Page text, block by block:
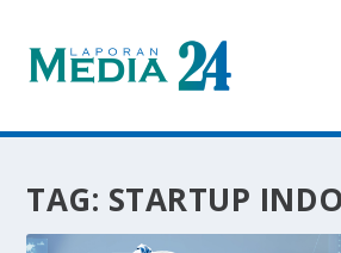
TAG: STARTUP